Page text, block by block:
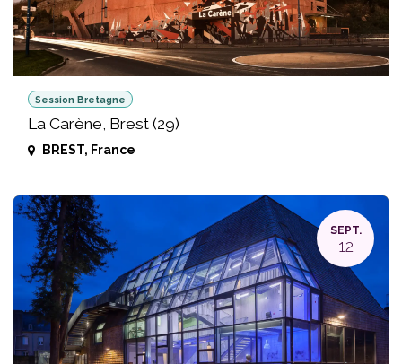
Session Bretagne
La Carène, Brest (29)
BREST, France
SEPT.
12